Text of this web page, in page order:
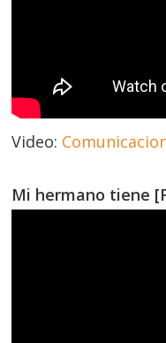
Video:
Mi hermano tiene